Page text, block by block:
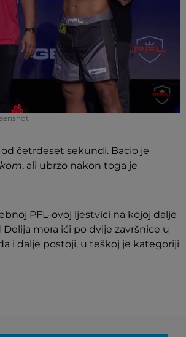
četrdeset sekundi. Bacio je
, ali ubrzo nakon toga je
PFL-ovoj ljestvici na kojoj dalje
mora ići po dvije završnice u
i dalje postoji, u teškoj je kategoriji